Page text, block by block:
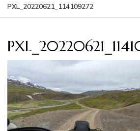
PXL_20220621_114109272